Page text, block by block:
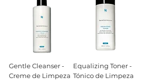
Gentle Cleanser -
Creme de Limpeza
Equalizing Toner -
Tónico de Limpeza